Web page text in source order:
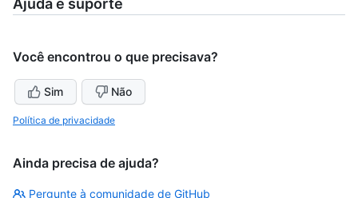
Ajuda e suporte
Você encontrou o que precisava?
Sim Não
Política de privacidade
Ainda precisa de ajuda?
Pergunte à comunidade de GitHub